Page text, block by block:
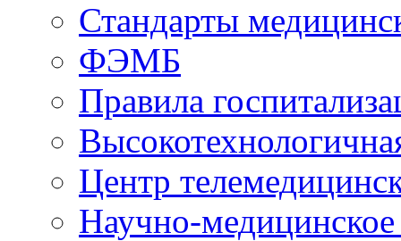
Стандарты
ФЭМБ
Правила
Центр
Научно-